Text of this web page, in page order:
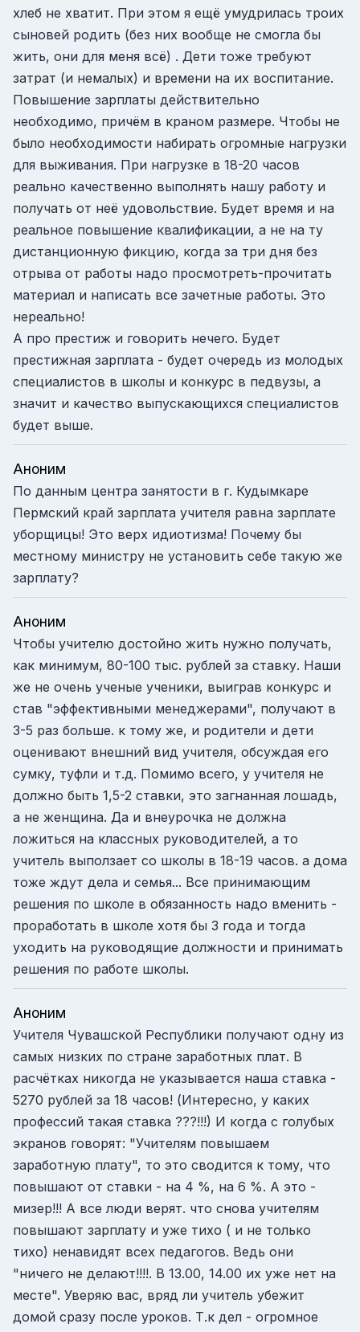
хлеб не хватит. При этом я ещё умудрилась троих
сыновей родить (без них вообще не смогла бы
жить, они для меня всё) . Дети тоже требуют
затрат (и немалых) и времени на их воспитание.
Повышение зарплаты действительно
необходимо, причём в краном размере. Чтобы не
было необходимости набирать огромные нагрузки
для выживания. При нагрузке в 18-20 часов
реально качественно выполнять нашу работу и
получать от неё удовольствие. Будет время и на
реальное повышение квалификации, а не на ту
дистанционную фикцию, когда за три дня без
отрыва от работы надо просмотреть-прочитать
материал и написать все зачетные работы. Это
нереально!
А про престиж и говорить нечего. Будет
престижная зарплата - будет очередь из молодых
специалистов в школы и конкурс в педвузы, а
значит и качество выпускающихся специалистов
будет выше.
Аноним
По данным центра занятости в г. Кудымкаре
Пермский край зарплата учителя равна зарплате
уборщицы! Это верх идиотизма! Почему бы
местному министру не установить себе такую же
зарплату?
Аноним
Чтобы учителю достойно жить нужно получать,
как минимум, 80-100 тыс. рублей за ставку. Наши
же не очень ученые ученики, выиграв конкурс и
став "эффективными менеджерами", получают в
3-5 раз больше. к тому же, и родители и дети
оценивают внешний вид учителя, обсуждая его
сумку, туфли и т.д. Помимо всего, у учителя не
должно быть 1,5-2 ставки, это загнанная лошадь,
а не женщина. Да и внеурочка не должна
ложиться на классных руководителей, а то
учитель выползает со школы в 18-19 часов. а дома
тоже ждут дела и семья... Все принимающим
решения по школе в обязанность надо вменить -
проработать в школе хотя бы 3 года и тогда
уходить на руководящие должности и принимать
решения по работе школы.
Аноним
Учителя Чувашской Республики получают одну из
самых низких по стране заработных плат. В
расчётках никогда не указывается наша ставка -
5270 рублей за 18 часов! (Интересно, у каких
профессий такая ставка ???!!!) И когда с голубых
экранов говорят: "Учителям повышаем
заработную плату", то это сводится к тому, что
повышают от ставки - на 4 %, на 6 %. А это -
мизер!!! А все люди верят. что снова учителям
повышают зарплату и уже тихо ( и не только
тихо) ненавидят всех педагогов. Ведь они
"ничего не делают!!!!. В 13.00, 14.00 их уже нет на
месте". Уверяю вас, вряд ли учитель убежит
домой сразу после уроков. Т.к дел - огромное